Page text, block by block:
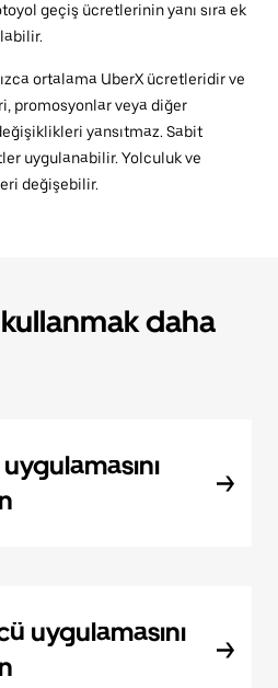
geçiş ücretlerinin yanı sıra ek
ortalama UberX ücretleridir ve
promosyonlar veya diğer
yansıtmaz. Sabit
uygulanabilir. Yolculuk ve
değişebilir.
daha
uygulamasını